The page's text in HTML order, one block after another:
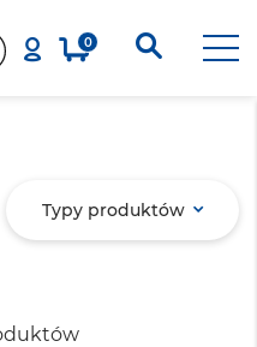
0
Typy produktów